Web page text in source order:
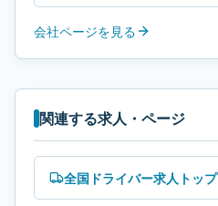
会社ページを見る
関連する求人・ページ
全国ドライバー求人トップ